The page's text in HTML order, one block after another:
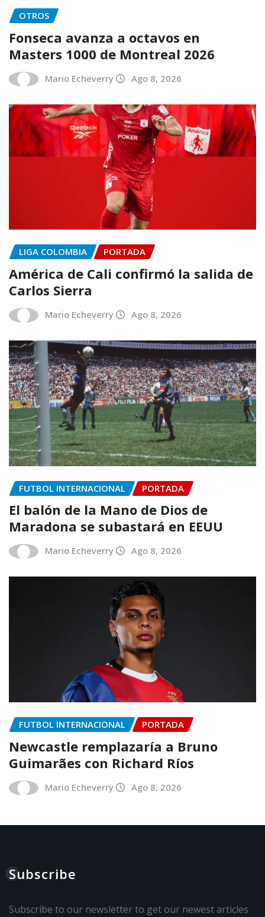
OTROS
Fonseca avanza a octavos en
Masters 1000 de Montreal 2026
Mario Echeverry Ago 8, 2026
LIGA COLOMBIA PORTADA
América de Cali confirmó la salida de
Carlos Sierra
Mario Echeverry Ago 8, 2026
FUTBOL INTERNACIONAL PORTADA
El balón de la Mano de Dios de
Maradona se subastará en EEUU
Mario Echeverry Ago 8, 2026
FUTBOL INTERNACIONAL PORTADA
Newcastle remplazaría a Bruno
Guimarães con Richard Ríos
Mario Echeverry Ago 8, 2026
Subscribe
Subscribe to our newsletter to get our newest articles